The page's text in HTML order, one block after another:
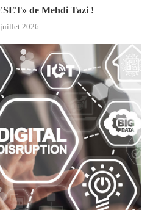
de Mehdi Tazi !
2026